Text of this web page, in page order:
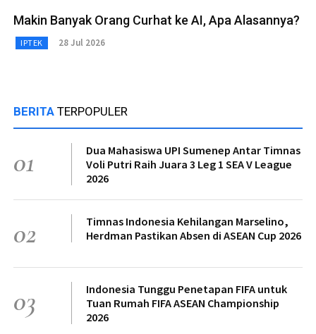
Makin Banyak Orang Curhat ke AI, Apa Alasannya?
IPTEK 28 Jul 2026
BERITA TERPOPULER
01
Dua Mahasiswa UPI Sumenep Antar Timnas
Voli Putri Raih Juara 3 Leg 1 SEA V League
2026
02
Timnas Indonesia Kehilangan Marselino,
Herdman Pastikan Absen di ASEAN Cup 2026
03
Indonesia Tunggu Penetapan FIFA untuk
Tuan Rumah FIFA ASEAN Championship
2026